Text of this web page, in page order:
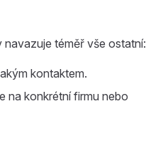
téměř vše ostatní:
kontaktem.
na konkrétní firmu nebo